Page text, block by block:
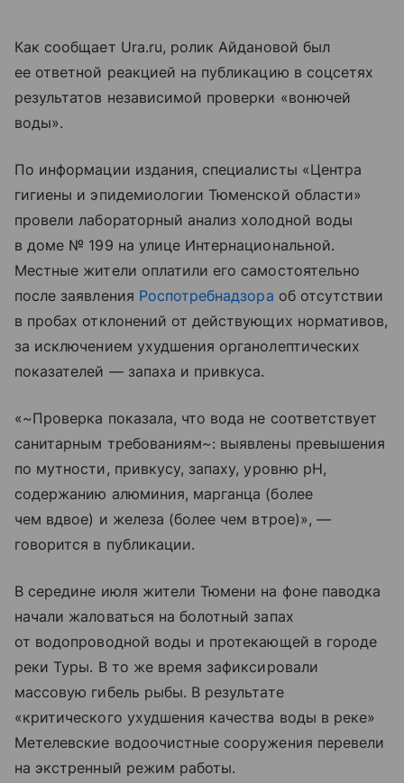
Как сообщает Ura.ru, ролик Айдановой был
ее ответной реакцией на публикацию в соцсетях
результатов независимой проверки «вонючей
воды».
По информации издания, специалисты «Центра
гигиены и эпидемиологии Тюменской области»
провели лабораторный анализ холодной воды
в доме № 199 на улице Интернациональной.
Местные жители оплатили его самостоятельно
после заявления Роспотребнадзора об отсутствии
в пробах отклонений от действующих нормативов,
за исключением ухудшения органолептических
показателей — запаха и привкуса.
«~Проверка показала, что вода не соответствует
санитарным требованиям~: выявлены превышения
по мутности, привкусу, запаху, уровню pH,
содержанию алюминия, марганца (более
чем вдвое) и железа (более чем втрое)», —
говорится в публикации.
В середине июля жители Тюмени на фоне паводка
начали жаловаться на болотный запах
от водопроводной воды и протекающей в городе
реки Туры. В то же время зафиксировали
массовую гибель рыбы. В результате
«критического ухудшения качества воды в реке»
Метелевские водоочистные сооружения перевели
на экстренный режим работы.